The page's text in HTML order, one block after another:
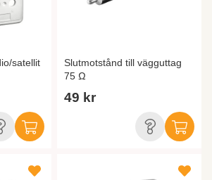
satellit
Slutmotstånd till vägguttag
75 Ω
49 kr